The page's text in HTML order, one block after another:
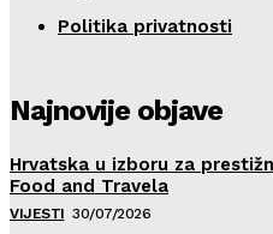
Politika privatnosti
Najnovije objave
Hrvatska u izboru za
Food and Travela
VIJESTI 30/07/2026